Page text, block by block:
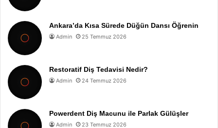
Ankara’da Kısa Sürede Düğün Dansı Öğrenin
Admin 25 Temmuz 2026
Restoratif Diş Tedavisi Nedir?
Admin 24 Temmuz 2026
Powerdent Diş Macunu ile Parlak Gülüşler
Admin 23 Temmuz 2026